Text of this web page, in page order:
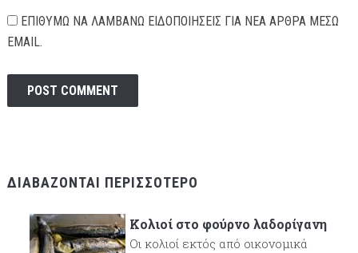
ΕΠΙΘΥΜΏ ΝΑ ΛΑΜΒΆΝΩ ΕΙΔΟΠΟΙΉΣΕΙΣ ΓΙΑ ΝΈΑ ΆΡΘΡΑ ΜΈΣΩ
EMAIL.
ΔΙΑΒΆΖΟΝΤΑΙ ΠΕΡΙΣΣΌΤΕΡΟ
Κολιοί στο φούρνο λαδορίγανη
Οι κολιοί εκτός από οικονομικά